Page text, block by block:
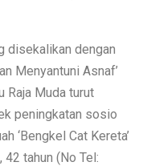
disekalikan dengan
Menyantuni Asnaf’
Raja Muda turut
peningkatan sosio
‘Bengkel Cat Kereta’
tahun (No Tel: